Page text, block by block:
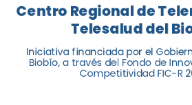
Centro Regional de
Telesalud del
Iniciativa financiada por el
Biobío, a través del Fondo de
Competitividad FIC-R